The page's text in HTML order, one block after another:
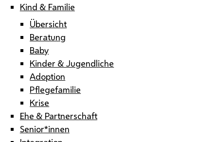
Kind & Familie
Übersicht
Beratung
Baby
Kinder & Jugendliche
Adoption
Pflegefamilie
Krise
Ehe & Partnerschaft
Senior*innen